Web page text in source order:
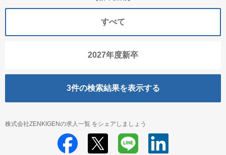
すべて
2027年度新卒
3件の検索結果を表示する
株式会社ZENKIGENの求人一覧 をシェアしましょう